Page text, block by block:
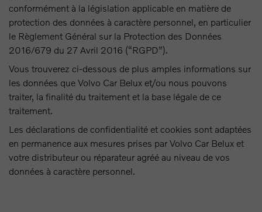
conformément à la législation applicable en matière de
protection des données à caractère personnel, en particulier
le Règlement Général sur la Protection des Données
2016/679 du 27 Avril 2016 (“RGPD”).
Vous trouverez ci-dessous de plus amples informations sur
les données que Volvo Car Belux et/ou nous pouvons
traiter, la finalité du traitement et la base légale de ce
traitement.
Les déclarations de confidentialité et cookies sont adaptées
en permanence aux mesures prises par Volvo Car Belux et
votre distributeur ou réparateur agréé au niveau de vos
données à caractère personnel.